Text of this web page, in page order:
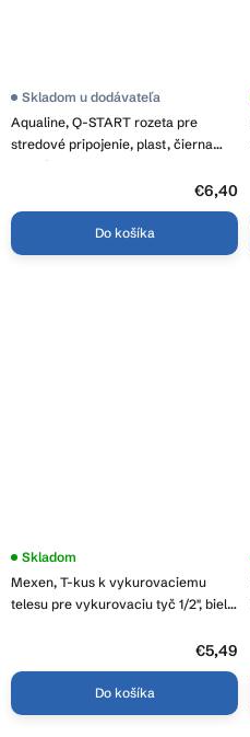
Aqualine, Q-START rozeta pre
stredové pripojenie, plast, čierna
matná, QS515B
Skladom u dodávateľa
€6,40
Do košíka
Mexen, T-kus k vykurovaciemu
telesu pre vykurovaciu tyč 1/2", biela,
Skladom
€5,49
Do košíka